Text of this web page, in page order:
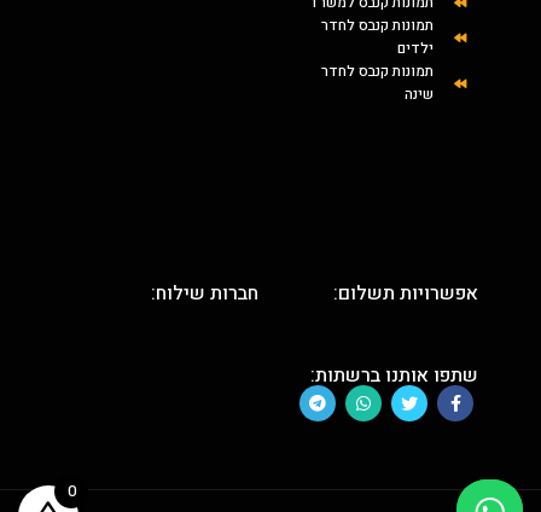
תמונות קנבס לחדר
ילדים
תמונות קנבס לחדר
שינה
אפשרויות תשלום: חברות שילוח:
שתפו אותנו ברשתות:
0